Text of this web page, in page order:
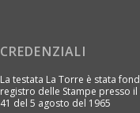
CREDENZIALI
La testata La Torre è stata
registro delle Stampe presso
41 del 5 agosto del 1965